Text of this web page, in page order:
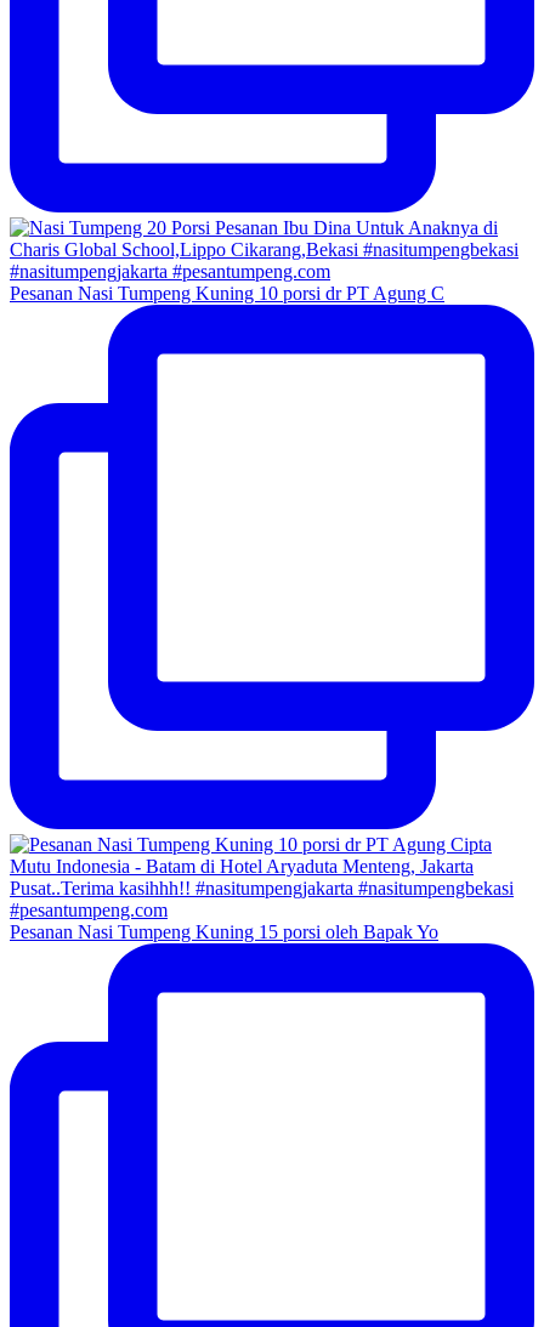
Pesanan Nasi Tumpeng Kuning 10 porsi dr PT Agung C
Pesanan Nasi Tumpeng Kuning 15 porsi oleh Bapak Yo